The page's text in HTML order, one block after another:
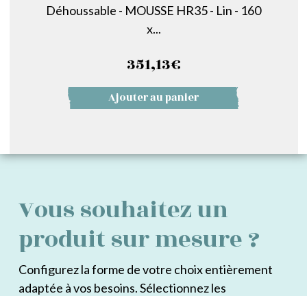
Déhoussable - MOUSSE HR35 - Lin - 160
x...
351,13€
Ajouter au panier
Vous souhaitez un
produit sur mesure ?
Configurez la forme de votre choix entièrement
adaptée à vos besoins. Sélectionnez les